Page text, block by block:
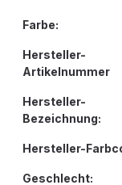
Farbe:
Hersteller-
Artikelnummer
Hersteller-
Bezeichnung:
Hersteller-
Geschlecht: